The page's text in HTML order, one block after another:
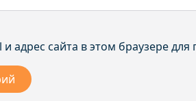
адрес сайта в этом браузере